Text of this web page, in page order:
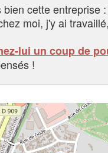
bien cette entreprise
moi, j'y ai
lui un coup de
!